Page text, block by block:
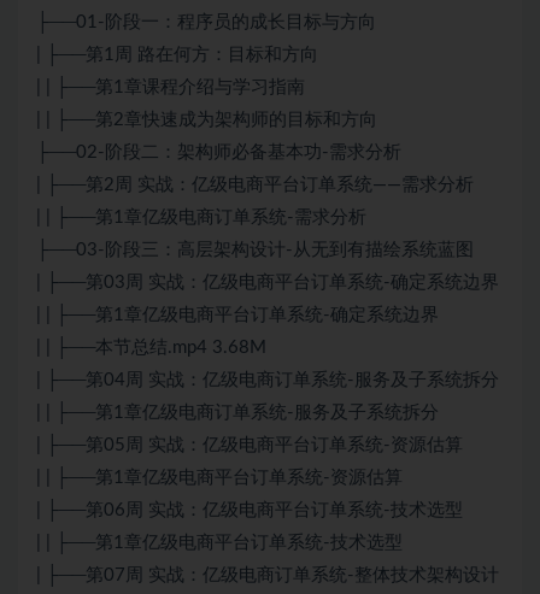
├──01-阶段一：程序员的成长目标与方向
| ├──第1周 路在何方：目标和方向
| | ├──第1章课程介绍与学习指南
| | ├──第2章快速成为架构师的目标和方向
├──02-阶段二：架构师必备基本功-需求分析
| ├──第2周 实战：亿级电商平台订单系统——需求分析
| | ├──第1章亿级电商订单系统-需求分析
├──03-阶段三：高层架构设计-从无到有描绘系统蓝图
| ├──第03周 实战：亿级电商平台订单系统-确定系统边界
| | ├──第1章亿级电商平台订单系统-确定系统边界
| | ├──本节总结.mp4 3.68M
| ├──第04周 实战：亿级电商订单系统-服务及子系统拆分
| | ├──第1章亿级电商订单系统-服务及子系统拆分
| ├──第05周 实战：亿级电商平台订单系统-资源估算
| | ├──第1章亿级电商平台订单系统-资源估算
| ├──第06周 实战：亿级电商平台订单系统-技术选型
| | ├──第1章亿级电商平台订单系统-技术选型
| ├──第07周 实战：亿级电商订单系统-整体技术架构设计